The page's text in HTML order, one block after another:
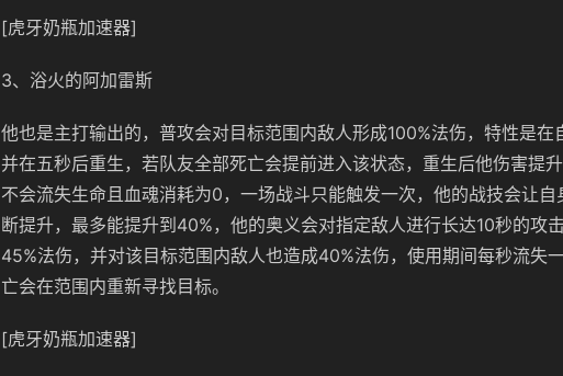
[虎牙奶瓶加速器]
3、浴火的阿加雷斯
他也是主打输出的，普攻会对目标范围内敌人形成100%法伤，特性是在
并在五秒后重生，若队友全部死亡会提前进入该状态，重生后他伤害提
不会流失生命且血魂消耗为0，一场战斗只能触发一次，他的战技会让
断提升，最多能提升到40%，他的奥义会对指定敌人进行长达10秒的攻
45%法伤，并对该目标范围内敌人也造成40%法伤，使用期间每秒流失
亡会在范围内重新寻找目标。
[虎牙奶瓶加速器]